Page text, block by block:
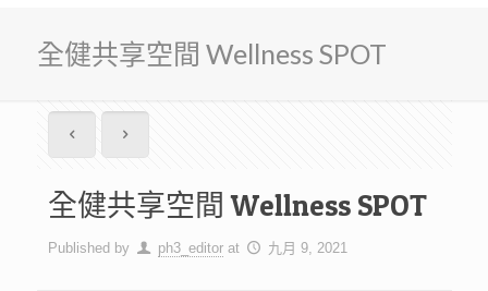
全健共享空間 Wellness SPOT
全健共享空間 Wellness SPOT
Published by ph3_editor at 九月 9, 2021